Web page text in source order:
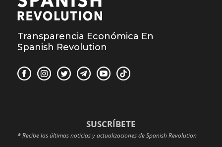
Transparencia Económica En
Spanish Revolution
SUSCRÍBETE
* Recibe las últimas noticias y actualizaciones de Spanish Revolution